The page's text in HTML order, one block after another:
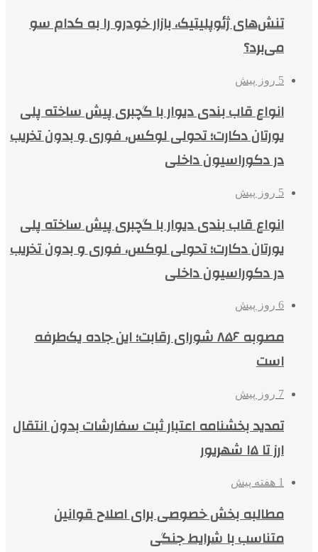
تنش‌های ژئوپلیتیک، بازار خودرو را به کدام سو
می‌برد؟
5 روز پیش
انواع قاب بندی دیوار با گچبری پیش ساخته پلی
یورتان دکارت؛ تحولی لوکس، فوری و بدون تخریب
در دکوراسیون داخلی
5 روز پیش
انواع قاب بندی دیوار با گچبری پیش ساخته پلی
یورتان دکارت؛ تحولی لوکس، فوری و بدون تخریب
در دکوراسیون داخلی
6 روز پیش
مصوبه ۸۵۶ شورای رقابت؛ این جاده یک‌طرفه
است
7 روز پیش
تمدید بخشنامه اعتبار ثبت سفارشات بدون انتقال
ارز تا ۱۵ شهریور
1 هفته پیش
مطالبه بخش خصوصی برای اصلاح قوانین
متناسب با شرایط جنگی